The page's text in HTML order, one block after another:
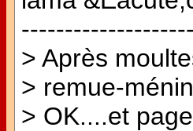
> Après
> remue-
> OK....et